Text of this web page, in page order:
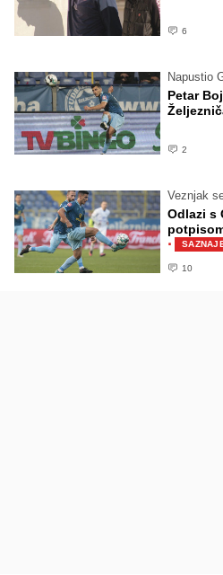
6
Napustio
Petar
2
Veznjak
Odlazi s
·
10